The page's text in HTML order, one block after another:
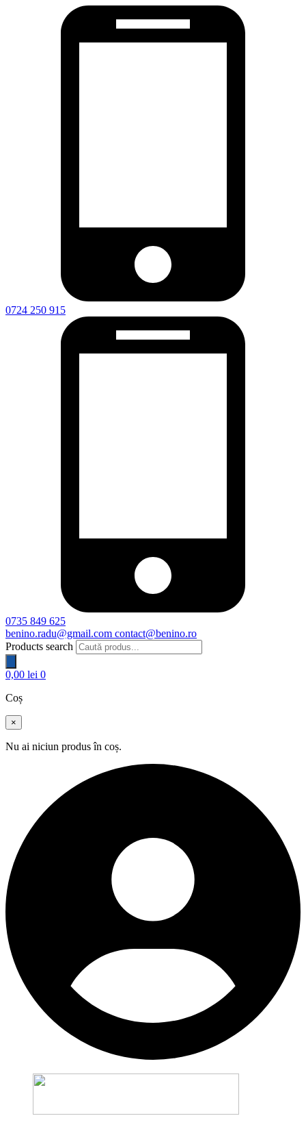
0724 250 915
0735 849 625
benino.radu@gmail.com contact@benino.ro
Products search
0,00 lei 0
Coș
×
Nu ai niciun produs în coș.